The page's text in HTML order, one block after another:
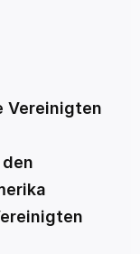
Vereinigten